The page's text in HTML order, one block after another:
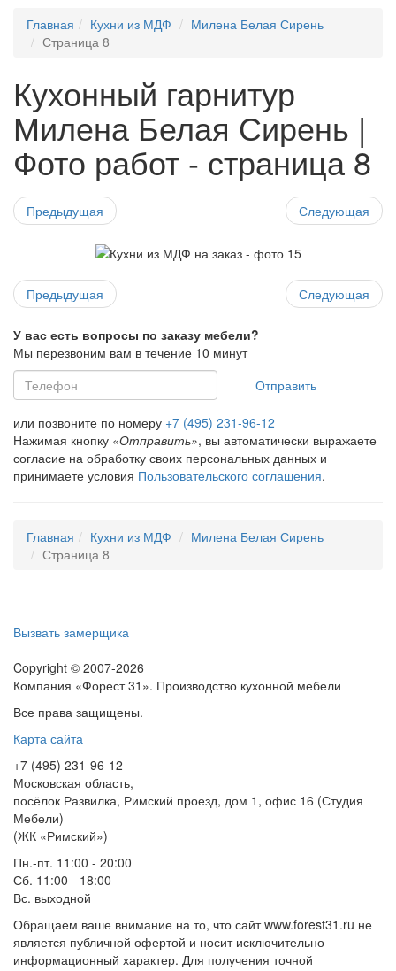
Главная
Кухни из МДФ
Милена Белая Сирень
Страница 8
Кухонный гарнитур
Милена Белая Сирень |
Фото работ - страница 8
Предыдущая Следующая
Предыдущая Следующая
У вас есть вопросы по заказу мебели?
Мы перезвоним вам в течение 10 минут
Отправить
или позвоните по номеру +7 (495) 231-96-12
Нажимая кнопку «Отправить», вы автоматически выражаете
согласие на обработку своих персональных данных и
принимаете условия Пользовательского соглашения.
Главная Кухни из МДФ
Милена Белая Сирень
Страница 8
Вызвать замерщика
Copyright © 2007-2026
Компания «Форест 31». Производство кухонной мебели
Все права защищены.
Карта сайта
+7 (495) 231-96-12
Московская область,
посёлок Развилка, Римский проезд, дом 1, офис 16 (Студия
Мебели)
(ЖК «Римский»)
Пн.-пт. 11:00 - 20:00
Сб. 11:00 - 18:00
Вс. выходной
Обращаем ваше внимание на то, что сайт www.forest31.ru не
является публичной офертой и носит исключительно
информационный характер. Для получения точной